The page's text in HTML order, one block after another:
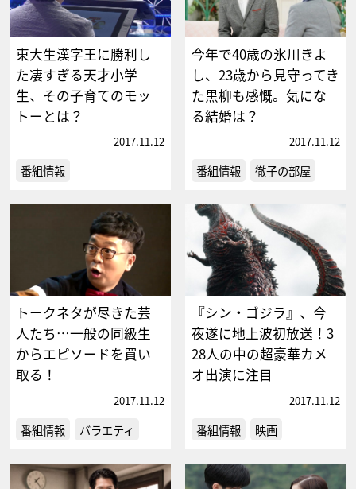
東大生漢字王に勝利し
た凄すぎる天才小学
生、その子育てのモッ
トーとは？
2017.11.12
番組情報
今年で40歳の氷川きよ
し、23歳から見守ってき
た黒柳も感慨。気にな
る結婚は？
2017.11.12
番組情報 徹子の部屋
トークネタが尽きた芸
人たち…一般の同級生
からエピソードを買い
取る！
2017.11.12
番組情報 バラエティ
『シン・ゴジラ』、今
夜遂に地上波初放送！3
28人の中の超豪華カメ
オ出演に注目
2017.11.12
番組情報 映画